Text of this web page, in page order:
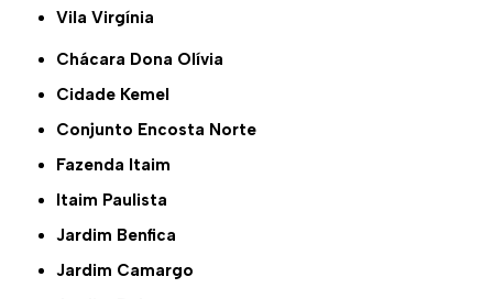
Vila Virgínia
Chácara Dona Olívia
Cidade Kemel
Conjunto Encosta Norte
Fazenda Itaim
Itaim Paulista
Jardim Benfica
Jardim Camargo